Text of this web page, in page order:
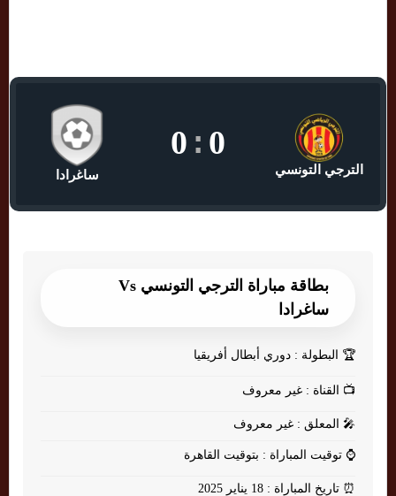
الترجي التونسي
0
:
0
ساغرادا
بطاقة مباراة الترجي التونسي Vs
ساغرادا
🏆 البطولة : دوري أبطال أفريقيا
📺 القناة : غير معروف
🎤 المعلق : غير معروف
⌚ توقيت المباراة : بتوقيت القاهرة
⏰ تاريخ المباراة : 18 يناير 2025